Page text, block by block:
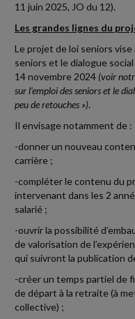
11 juin 2025, JO du 12).
Les grandes lignes du
Le projet de loi seniors
seniors et le dialogue
14 novembre 2024 (voir
sur l’emploi des seniors et le
peu de retouches »).
Il envisage notamment de :
-donner un nouveau
carrière ;
-compléter le contenu du
intervenant dans les 2
salarié ;
-ouvrir la possibilité
de valorisation de
qui suivront la publication
-créer un temps partiel de
de départ à la retraite (à
collective) ;